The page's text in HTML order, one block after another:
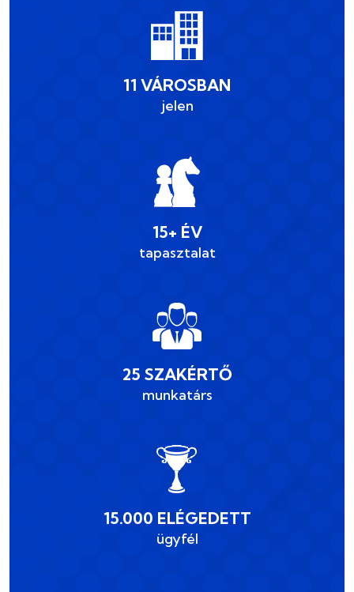
11 VÁROSBAN
jelen
15+ ÉV
tapasztalat
25 SZAKÉRTŐ
munkatárs
15.000 ELÉGEDETT
ügyfél